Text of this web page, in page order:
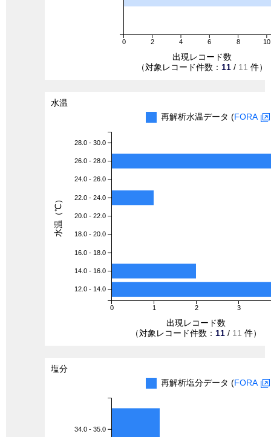
0 2 4 6 8 10
出現レコード数
（対象レコード件数： 11 / 11 件）
水温
再解析水温データ (FORA
0 1 2 3
28.0 - 30.0
26.0 - 28.0
24.0 - 26.0
22.0 - 24.0
20.0 - 22.0
18.0 - 20.0
16.0 - 18.0
14.0 - 16.0
12.0 - 14.0
出現レコード数
（対象レコード件数： 11 / 11 件）
水温（℃）
塩分
再解析塩分データ (FORA
34.0 - 35.0